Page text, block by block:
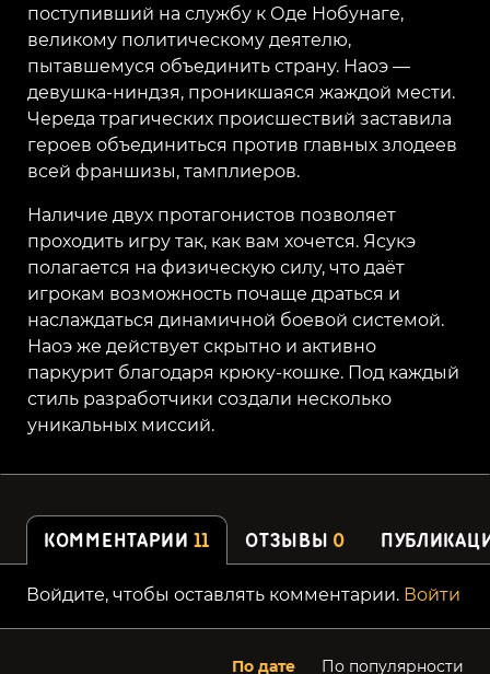
поступивший на службу к Оде Нобунаге,
великому политическому деятелю,
пытавшемуся объединить страну. Наоэ —
девушка-ниндзя, проникшаяся жаждой мести.
Череда трагических происшествий заставила
героев объединиться против главных злодеев
всей франшизы, тамплиеров.
Наличие двух протагонистов позволяет
проходить игру так, как вам хочется. Ясукэ
полагается на физическую силу, что даёт
игрокам возможность почаще драться и
наслаждаться динамичной боевой системой.
Наоэ же действует скрытно и активно
паркурит благодаря крюку-кошке. Под каждый
стиль разработчики создали несколько
уникальных миссий.
КОММЕНТАРИИ 11 ОТЗЫВЫ 0
Войдите, чтобы оставлять комментарии. Войти
По дате По популярности